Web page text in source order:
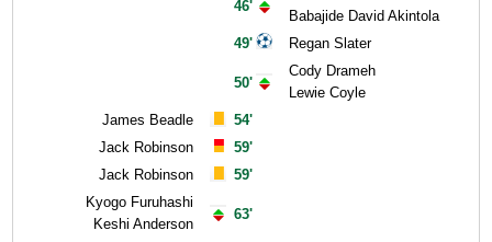
James Beadle
Jack Robinson
Jack Robinson
Kyogo Furuhashi
Keshi Anderson
46'
49'
50'
54'
59'
59'
63'
Babajide David Akintola
Regan Slater
Cody Drameh
Lewie Coyle